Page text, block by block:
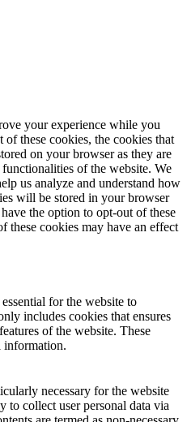
your experience while you
these cookies, the cookies that
on your browser as they are
of the website. We
us analyze and understand how
will be stored in your browser
the option to opt-out of these
these cookies may have an effect
for the website to
includes cookies that ensures
of the website. These
information.
necessary for the website
to collect user personal data via